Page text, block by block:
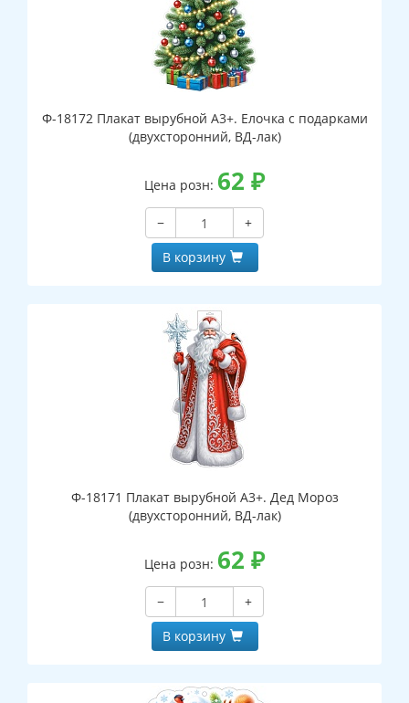
Ф-18172 Плакат вырубной А3+. Елочка с подарками
(двухсторонний, ВД-лак)
Цена розн: 62 ₽
−
+
В корзину
Ф-18171 Плакат вырубной А3+. Дед Мороз
(двухсторонний, ВД-лак)
Цена розн: 62 ₽
−
+
В корзину